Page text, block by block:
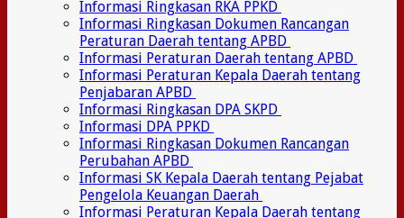
Informasi Ringkasan RKA PPKD
Informasi Ringkasan Dokumen Rancangan
Peraturan Daerah tentang APBD
Informasi Peraturan Daerah tentang APBD
Informasi Peraturan Kepala Daerah tentang
Penjabaran APBD
Informasi Ringkasan DPA SKPD
Informasi DPA PPKD
Informasi Ringkasan Dokumen Rancangan
Perubahan APBD
Informasi SK Kepala Daerah tentang Pejabat
Pengelola Keuangan Daerah
Informasi Peraturan Kepala Daerah tentang